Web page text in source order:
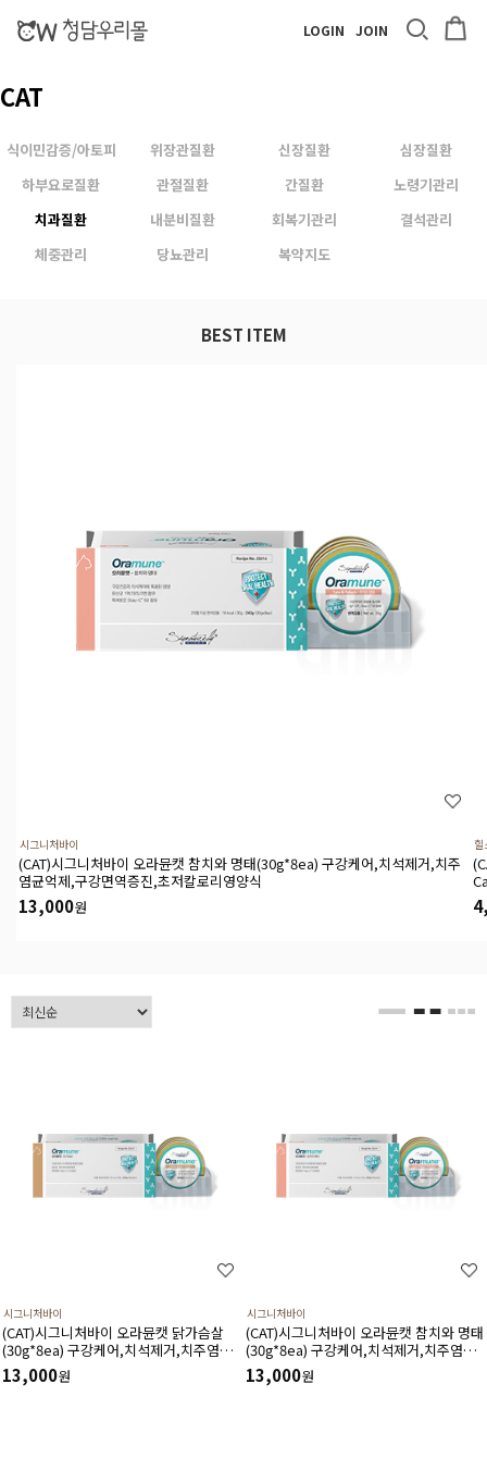
LOGIN JOIN
CAT
식이민감증/아토피 위장관질환 신장질환
심장질환
하부요로질환
관절질환 간질환
노령기관리
치과질환
내분비질환 회복기관리
결석관리
체중관리
당뇨관리 복약지도
BEST ITEM
시그니처바이
(CAT)시그니처바이 오라뮨캣 참치와 명태(30g*8ea) 구강케어,치석제거,치주
염균억제,구강면역증진,초저칼로리영양식
13,000원
힐
시그니처바이
(CAT)시그니처바이 오라뮨캣 닭가슴살
(30g*8ea) 구강케어,치석제거,치주염균
억제,구강면역증진,저칼로리영양식
13,000원
시그니처바이
(CAT)시그니처바이 오라뮨캣 참치와 명태
(30g*8ea) 구강케어,치석제거,치주염균
억제,구강면역증진,초저칼로리영양식
13,000원